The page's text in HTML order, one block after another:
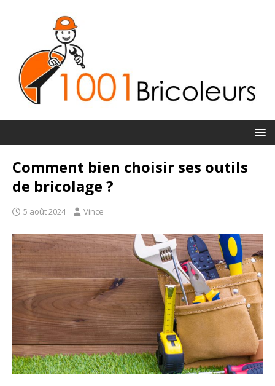
Comment bien choisir ses outils
de bricolage ?
5 août 2024 Vince